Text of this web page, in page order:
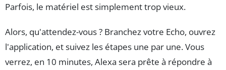
Parfois, le matériel est simplement trop vieux.
Alors, qu'attendez-vous ? Branchez votre Echo, ouvrez
l'application, et suivez les étapes une par une. Vous
verrez, en 10 minutes, Alexa sera prête à répondre à